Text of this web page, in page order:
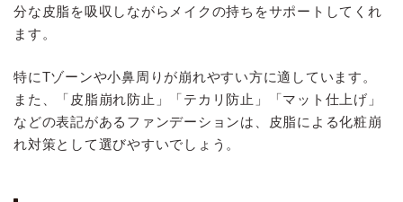
分な皮脂を吸収しながらメイクの持ちをサポートしてくれ
ます。
特にTゾーンや小鼻周りが崩れやすい方に適しています。
また、「皮脂崩れ防止」「テカリ防止」「マット仕上げ」
などの表記があるファンデーションは、皮脂による化粧崩
れ対策として選びやすいでしょう。